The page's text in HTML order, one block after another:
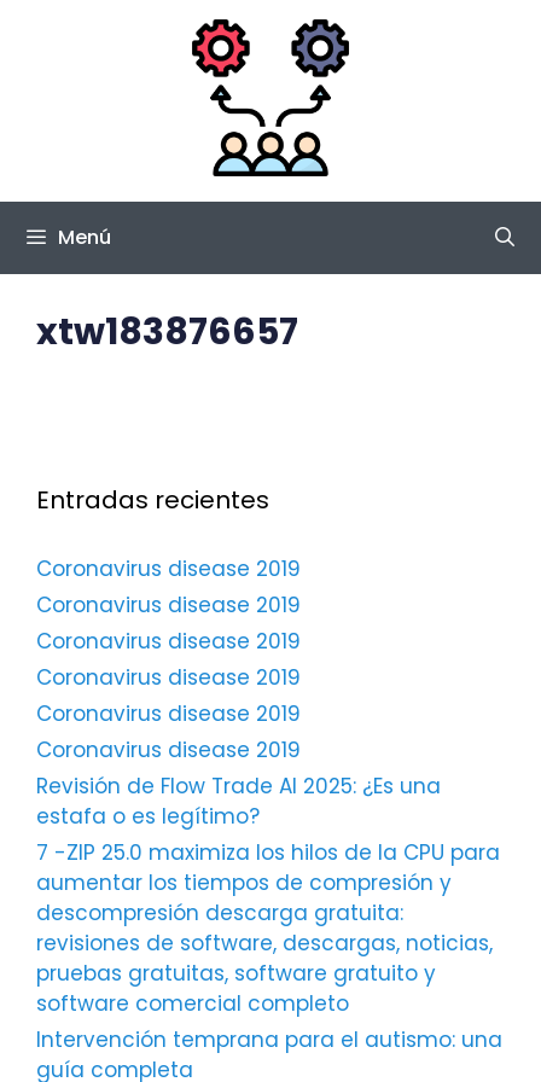
Menú
xtw183876657
Entradas recientes
Coronavirus disease 2019
Coronavirus disease 2019
Coronavirus disease 2019
Coronavirus disease 2019
Coronavirus disease 2019
Coronavirus disease 2019
Revisión de Flow Trade AI 2025: ¿Es una
estafa o es legítimo?
7 -ZIP 25.0 maximiza los hilos de la CPU para
aumentar los tiempos de compresión y
descompresión descarga gratuita:
revisiones de software, descargas, noticias,
pruebas gratuitas, software gratuito y
software comercial completo
Intervención temprana para el autismo: una
guía completa